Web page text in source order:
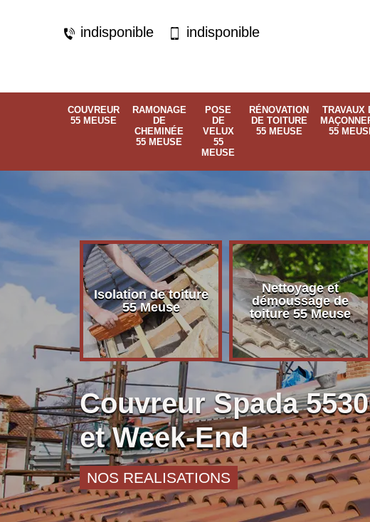
indisponible indisponible
COUVREUR
55 MEUSE
RAMONAGE
DE
CHEMINÉE
55 MEUSE
POSE
DE
VELUX
55
MEUSE
RÉNOVATION
DE TOITURE
55 MEUSE
TRAVAUX
55
de
Meuse
Isolation de toiture
55 Meuse
Nettoyage et
démoussage de
toiture 55 Meuse
Couvreur Spada
et Week-End
NOS REALISATIONS